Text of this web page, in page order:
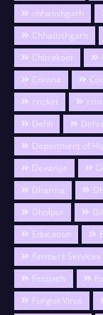
chhatishgarh
Chhattishgarh
Chitrakoot
Corona
cricket
Dehli
Department of
Devariya
Dharma
Dholpur
Education
Farmers Services
Festivels
Fungus Virus